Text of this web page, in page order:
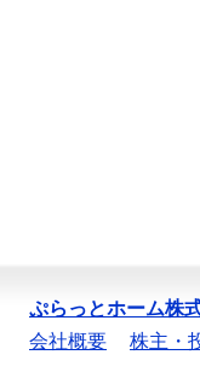
ぷらっとホーム株
会社概要
株主・